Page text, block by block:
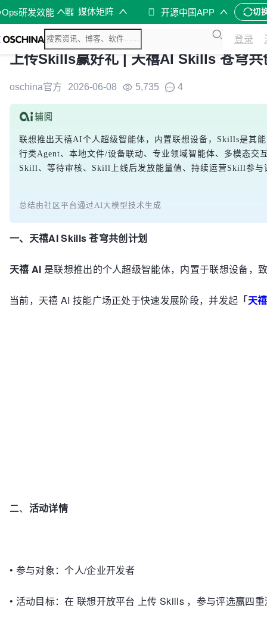
研发效能 媒体矩阵 开源中国APP 切
登录
上传Skills赢好礼 | 天禧AI Skills 苍穹共
oschina官方 2026-06-08 5,735 4
联想推出天禧AI个人超级智能体，内置联想设备，Skills是其
行类Agent、本地文件/设备联动、专业领域智能体、多模态
Skill、等待审核、Skill上线后发放能量值、持续运营Skill参与
总结由社区平台通过AI大模型技术生成
一、天禧AI Skills 苍穹共创计划
天禧 AI 是联想推出的个人超级智能体，内置于联想设备
当前，天禧 AI 技能广场正处于快速发展阶段，并发起 「天
二、 活动详情
• 参与对象：个人/企业开发者
• 活动目标：在 联想开放平台 上传 Skills ，参与评选赢四